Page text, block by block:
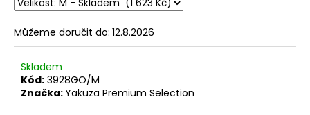
Můžeme doručit do: 12.8.2026
Skladem
Kód: 3928GO/M
Značka:Yakuza Premium Selection
u
č
u
e
m
e